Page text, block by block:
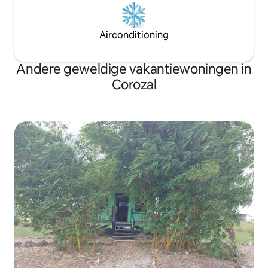
Airconditioning
Andere geweldige vakantiewoningen in
Corozal